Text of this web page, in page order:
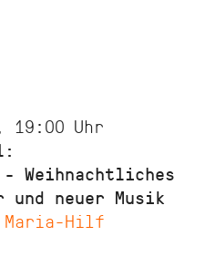
19:00 Uhr
- Weihnachtliches
und neuer Musik
Maria-Hilf